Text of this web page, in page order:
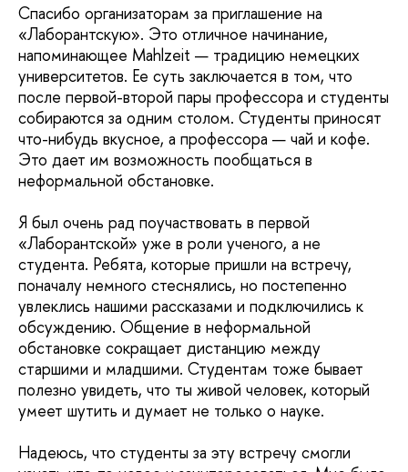
Спасибо организаторам за приглашение на
«Лаборантскую». Это отличное начинание,
напоминающее Mahlzeit — традицию немецких
университетов. Ее суть заключается в том, что
после первой-второй пары профессора и студенты
собираются за одним столом. Студенты приносят
что-нибудь вкусное, а профессора — чай и кофе.
Это дает им возможность пообщаться в
неформальной обстановке.
Я был очень рад поучаствовать в первой
«Лаборантской» уже в роли ученого, а не
студента. Ребята, которые пришли на встречу,
поначалу немного стеснялись, но постепенно
увлеклись нашими рассказами и подключились к
обсуждению. Общение в неформальной
обстановке сокращает дистанцию между
старшими и младшими. Студентам тоже бывает
полезно увидеть, что ты живой человек, который
умеет шутить и думает не только о науке.
Надеюсь, что студенты за эту встречу смогли